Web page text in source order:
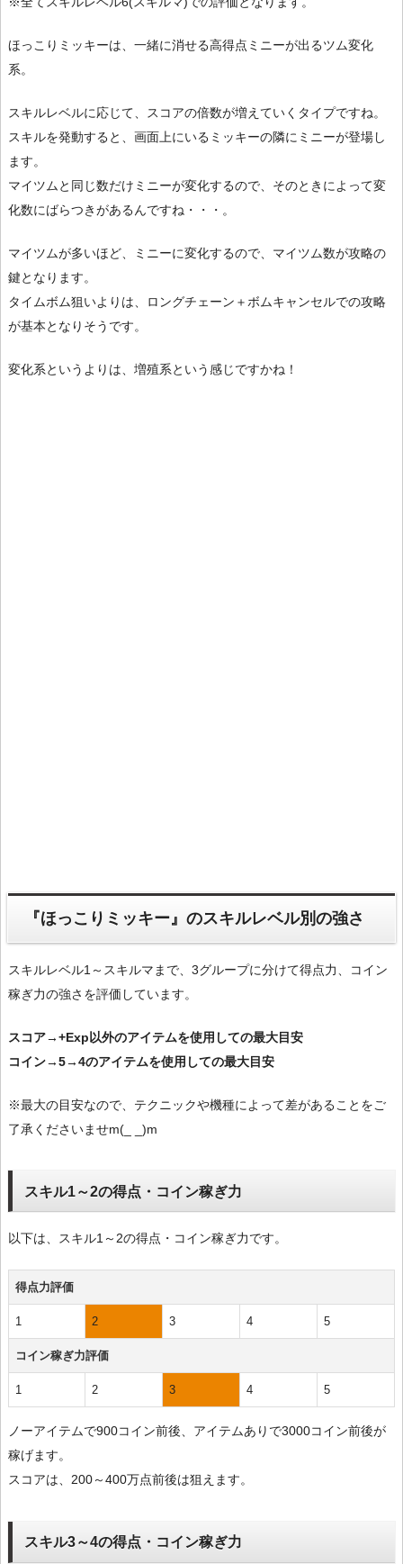
ほっこりミッキーは、一緒に消せる高得点ミニーが出るツム変化
系。
スキルレベルに応じて、スコアの倍数が増えていくタイプですね。
スキルを発動すると、画面上にいるミッキーの隣にミニーが登場し
ます。
マイツムと同じ数だけミニーが変化するので、そのときによって変
化数にばらつきがあるんですね・・・。
マイツムが多いほど、ミニーに変化するので、マイツム数が攻略の
鍵となります。
タイムボム狙いよりは、ロングチェーン＋ボムキャンセルでの攻略
が基本となりそうです。
変化系というよりは、増殖系という感じですかね！
『ほっこりミッキー』のスキルレベル別の強さ
スキルレベル1～スキルマまで、3グループに分けて得点力、コイン
稼ぎ力の強さを評価しています。
スコア→+Exp以外のアイテムを使用しての最大目安
コイン→5→4のアイテムを使用しての最大目安
※最大の目安なので、テクニックや機種によって差があることをご
了承くださいませm(_ _)m
スキル1～2の得点・コイン稼ぎ力
以下は、スキル1～2の得点・コイン稼ぎ力です。
得点力評価
1 2 3 4 5
コイン稼ぎ力評価
1 2 3 4 5
ノーアイテムで900コイン前後、アイテムありで3000コイン前後が
稼げます。
スコアは、200～400万点前後は狙えます。
スキル3～4の得点・コイン稼ぎ力